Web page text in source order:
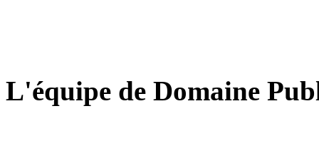
L'équipe de Domaine